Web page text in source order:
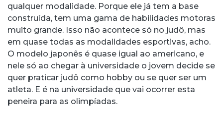
qualquer modalidade. Porque ele já tem a base
construída, tem uma gama de habilidades motoras
muito grande. Isso não acontece só no judô, mas
em quase todas as modalidades esportivas, acho.
O modelo japonês é quase igual ao americano, e
nele só ao chegar à universidade o jovem decide se
quer praticar judô como hobby ou se quer ser um
atleta. E é na universidade que vai ocorrer esta
peneira para as olimpíadas.